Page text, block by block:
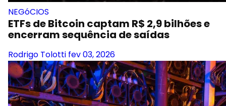
NEGóCIOS
ETFs de Bitcoin captam R$ 2,9 bilhões e
encerram sequência de saídas
Rodrigo Tolotti fev 03, 2026